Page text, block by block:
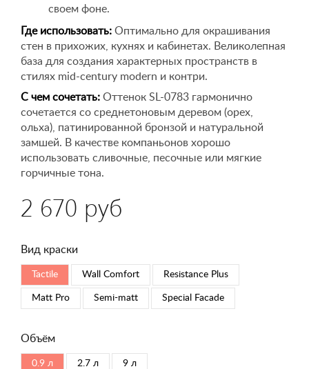
своем фоне.
Где использовать: Оптимально для окрашивания
стен в прихожих, кухнях и кабинетах. Великолепная
база для создания характерных пространств в
стилях mid-century modern и контри.
С чем сочетать: Оттенок SL-0783 гармонично
сочетается со среднетоновым деревом (орех,
ольха), патинированной бронзой и натуральной
замшей. В качестве компаньонов хорошо
использовать сливочные, песочные или мягкие
горчичные тона.
2 670 руб
Вид краски
Tactile Wall Comfort Resistance Plus
Matt Pro Semi-matt Special Faсade
Объём
0.9 л 2.7 л 9 л